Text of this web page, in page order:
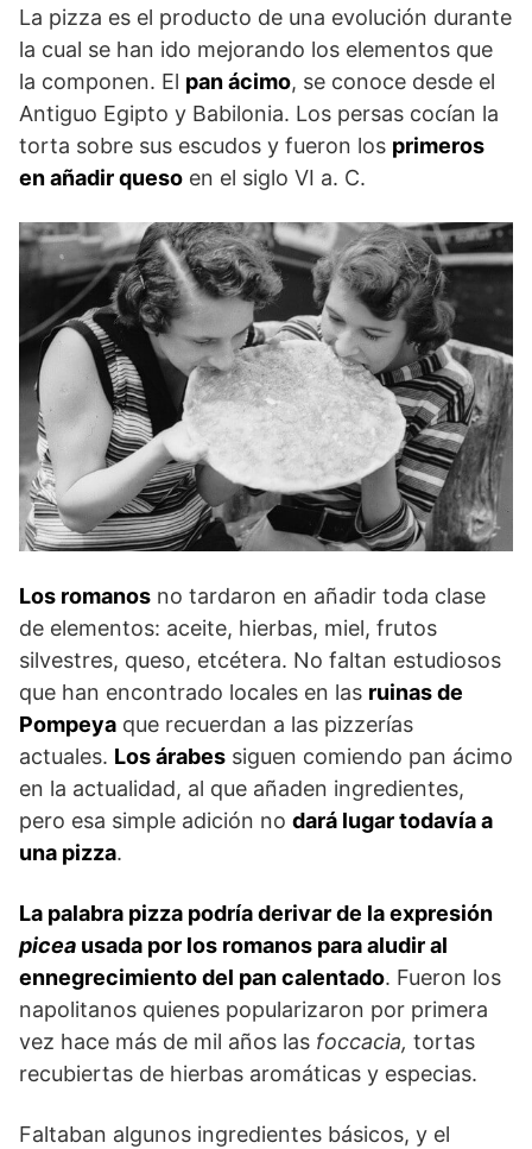
La pizza es el producto de una evolución durante
la cual se han ido mejorando los elementos que
la componen. El pan ácimo, se conoce desde el
Antiguo Egipto y Babilonia. Los persas cocían la
torta sobre sus escudos y fueron los primeros
en añadir queso en el siglo VI a. C.
Los romanos no tardaron en añadir toda clase
de elementos: aceite, hierbas, miel, frutos
silvestres, queso, etcétera. No faltan estudiosos
que han encontrado locales en las ruinas de
Pompeya que recuerdan a las pizzerías
actuales. Los árabes siguen comiendo pan ácimo
en la actualidad, al que añaden ingredientes,
pero esa simple adición no dará lugar todavía a
una pizza.
La palabra pizza podría derivar de la expresión
picea usada por los romanos para aludir al
ennegrecimiento del pan calentado. Fueron los
napolitanos quienes popularizaron por primera
vez hace más de mil años las foccacia, tortas
recubiertas de hierbas aromáticas y especias.
Faltaban algunos ingredientes básicos, y el